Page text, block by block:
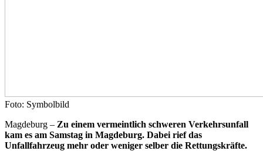
Foto: Symbolbild
Magdeburg – Zu einem vermeintlich schweren Verkehrsunfall
kam es am Samstag in Magdeburg. Dabei rief das
Unfallfahrzeug mehr oder weniger selber die Rettungskräfte.